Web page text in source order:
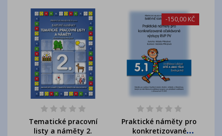
Tematické pracovní
listy a náměty 2.
Praktické náměty pro
konkretizované
-150,00 KČ